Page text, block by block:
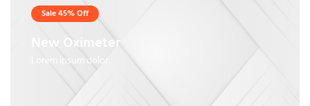
Sale 45% Off
New Oximeter
Lorem ipsum dolor.